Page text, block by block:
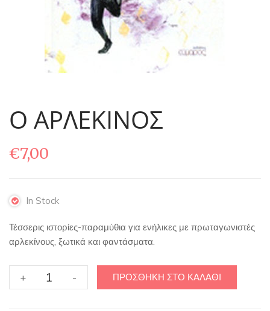
Ο ΑΡΛΕΚΙΝΟΣ
€7,00
In Stock
Τέσσερις ιστορίες-παραμύθια για ενήλικες με πρωταγωνιστές
αρλεκίνους, ξωτικά και φαντάσματα.
+
ΑΡΛΕΚΙΝΟΣ
- ΠΡΟΣΘΉΚΗ ΣΤΟ ΚΑΛΆΘΙ